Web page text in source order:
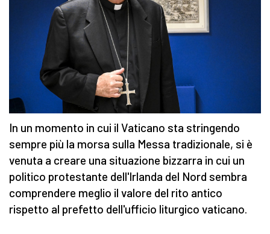
In un momento in cui il Vaticano sta stringendo
sempre più la morsa sulla Messa tradizionale, si è
venuta a creare una situazione bizzarra in cui un
politico protestante dell'Irlanda del Nord sembra
comprendere meglio il valore del rito antico
rispetto al prefetto dell'ufficio liturgico vaticano.